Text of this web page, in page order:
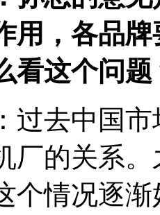
用，各品
看这个问题
去中国市
厂的关系
个情况逐